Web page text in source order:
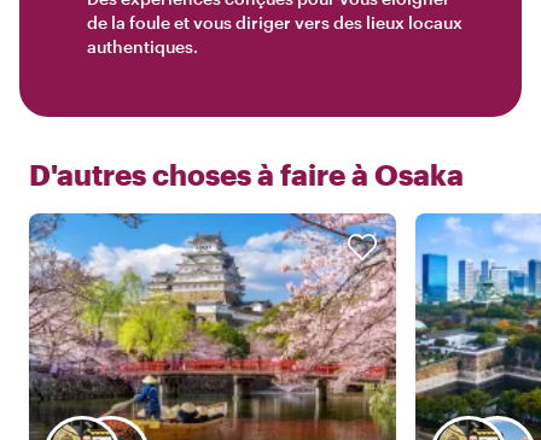
de la foule et vous diriger vers des lieux locaux
authentiques.
D'autres choses à faire à Osaka